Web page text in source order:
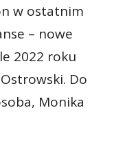
w ostatnim
– nowe
2022 roku
Do
Monika